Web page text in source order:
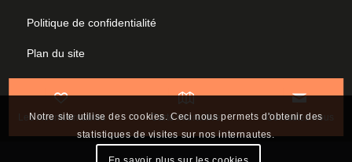
Les incontournables Carte interactive Contactez-nous
Politique de confidentialité
Plan du site
Nous contacter
Notre site utilise des cookies. Ceci nous permets d'obtenir des
statistiques de visites sur nos internautes.